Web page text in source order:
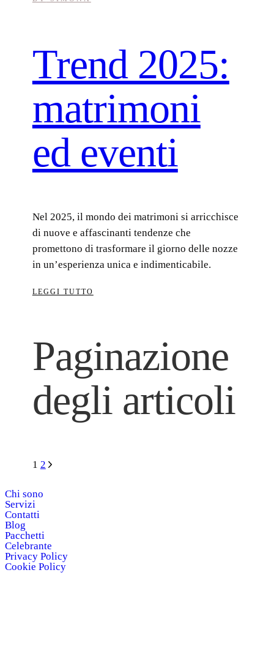
Trend 2025:
matrimoni
ed eventi
Nel 2025, il mondo dei matrimoni si arricchisce
di nuove e affascinanti tendenze che
promettono di trasformare il giorno delle nozze
in un’esperienza unica e indimenticabile.
LEGGI TUTTO
Paginazione
degli articoli
1 2
Chi sono
Servizi
Contatti
Blog
Pacchetti
Celebrante
Privacy Policy
Cookie Policy